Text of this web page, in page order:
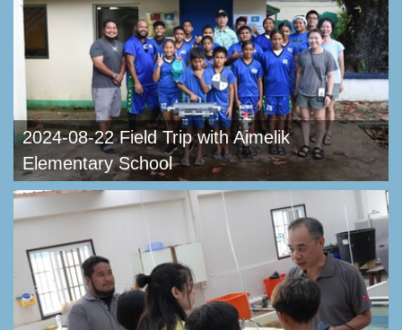
2024-08-22 Field Trip with Aimelik
Elementary School